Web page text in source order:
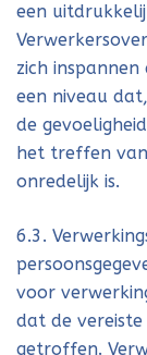
een
zich
een niveau
de
het treffen
onredelijk is.
6.3.
voor
dat de vereiste
getroffen.